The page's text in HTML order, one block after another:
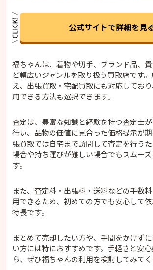
公式サイトで詳細を見
福ちゃんは、着物や切手、ブランド品、
ど幅広いジャンルを取り扱う買取店です
え、出張買取・宅配買取にも対応してお
用できる方法も選択できます。
査定は、豊富な知識と経験を持つ査定士
行い、品物の価値に見合った価格提示が
張買取では自宅まで訪問して査定を行う
場合や持ち運びが難しい場合でもスムー
す。
また、査定料・出張料・送料などの手数
用できるため、初めての方でも安心して
特長です。
まとめて売却したい方や、手間をかけず
い方には特におすすめです。手軽さと安
ら、ぜひ福ちゃんの利用を検討してみてく